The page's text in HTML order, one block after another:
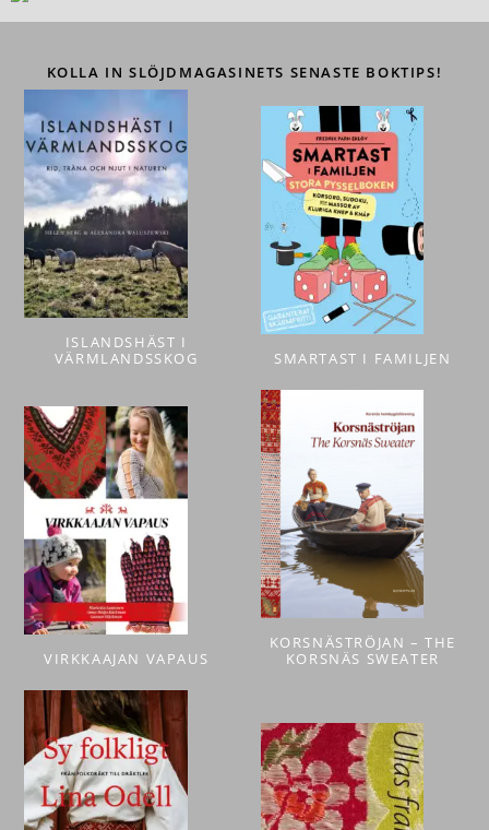
KOLLA IN SLÖJDMAGASINETS SENASTE BOKTIPS!
ISLANDSHÄST I
VÄRMLANDSSKOG
SMARTAST I FAMILJEN
VIRKKAAJAN VAPAUS
KORSNÄSTRÖJAN – THE
KORSNÄS SWEATER